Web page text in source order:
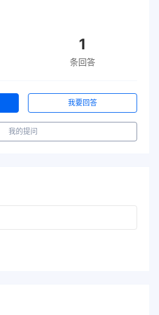
1
条回答
我要回答
我的提问